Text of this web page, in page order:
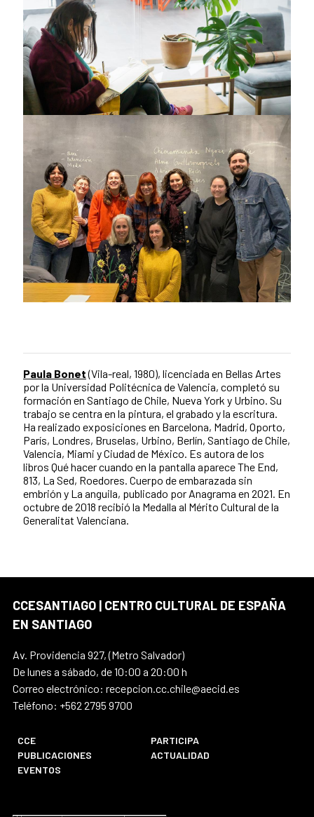
Paula Bonet(Vila-real, 1980), licenciada en Bellas Artes
por la Universidad Politécnica de Valencia, completó su
formación en Santiago de Chile, Nueva York y Urbino. Su
trabajo se centra en la pintura, el grabado y la escritura.
Ha realizado exposiciones en Barcelona, Madrid, Oporto,
París, Londres, Bruselas, Urbino, Berlín, Santiago de Chile,
Valencia, Miami y Ciudad de México. Es autora de los
libros Qué hacer cuando en la pantalla aparece The End,
813, La Sed, Roedores. Cuerpo de embarazada sin
embrión y La anguila, publicado por Anagrama en 2021. En
octubre de 2018 recibió la Medalla al Mérito Cultural de la
Generalitat Valenciana.
CCESANTIAGO | CENTRO CULTURAL DE ESPAÑA
EN SANTIAGO
Av. Providencia 927, (Metro Salvador)
De lunes a sábado, de 10:00 a 20:00 h
Correo electrónico: recepcion.cc.chile@aecid.es
Teléfono: +562 2795 9700
CCE
PARTICIPA
PUBLICACIONES
ACTUALIDAD
EVENTOS